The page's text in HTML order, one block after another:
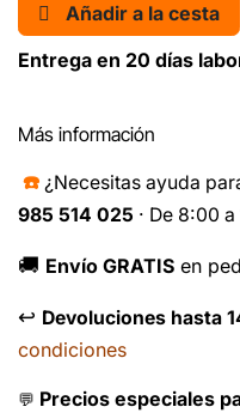
Añadir a la cesta
Entrega en 20 días
Más información
☎️ ¿Necesitas ayuda
985 514 025 · De 8:00
🚚 Envío GRATIS en
↩️ Devoluciones hasta
condiciones
💬 Precios especiales